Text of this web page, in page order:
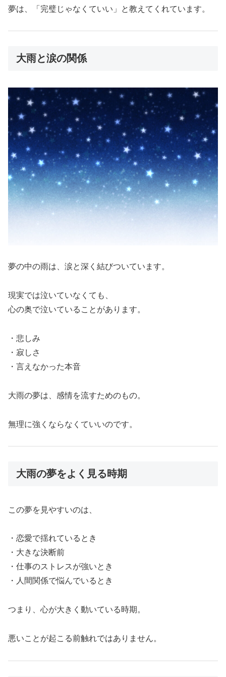
夢は、「完璧じゃなくていい」と教えてくれています。
大雨と涙の関係
夢の中の雨は、涙と深く結びついています。
現実では泣いていなくても、
心の奥で泣いていることがあります。
・悲しみ
・寂しさ
・言えなかった本音
大雨の夢は、感情を流すためのもの。
無理に強くならなくていいのです。
大雨の夢をよく見る時期
この夢を見やすいのは、
・恋愛で揺れているとき
・大きな決断前
・仕事のストレスが強いとき
・人間関係で悩んでいるとき
つまり、心が大きく動いている時期。
悪いことが起こる前触れではありません。